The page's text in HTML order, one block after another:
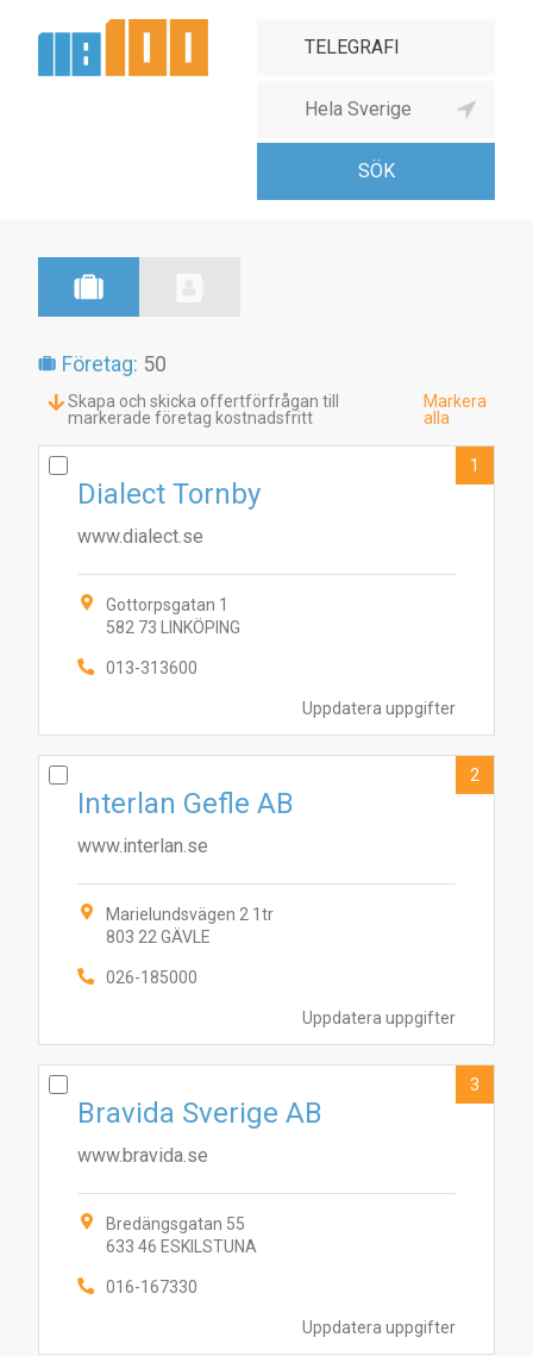
Företag: 50
Skapa och skicka offertförfrågan till
markerade företag kostnadsfritt
Markera
alla
Uppdatera uppgifter
Dialect Tornby
www.dialect.se
Gottorpsgatan 1
582 73 LINKÖPING
013-313600
1
Uppdatera uppgifter
Interlan Gefle AB
www.interlan.se
Marielundsvägen 2 1tr
803 22 GÄVLE
026-185000
2
Uppdatera uppgifter
Bravida Sverige AB
www.bravida.se
Bredängsgatan 55
633 46 ESKILSTUNA
016-167330
3